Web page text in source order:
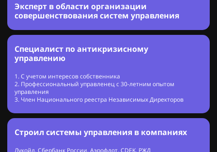
Эксперт в области организации
совершенствования систем управления
Cпециалист по антикризисному
управлению
1. С учетом интересов собственника
2. Профессиональный управленец с 30-летним опытом
управления
3. Член Национального реестра Независимых Директоров
Строил системы управления в компаниях
Лукойл, Сбербанк России, Аэрофлот, CDEK, РЖД